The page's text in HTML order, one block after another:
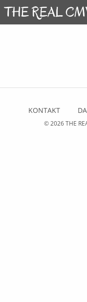
KONTAKT
© 2026THE